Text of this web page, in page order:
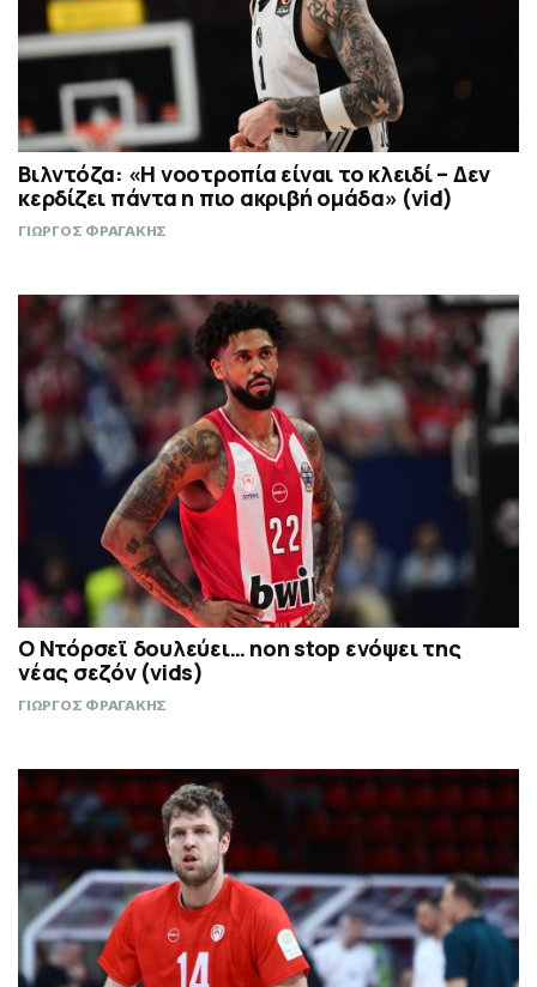
Βιλντόζα: «Η νοοτροπία είναι το κλειδί – Δεν
κερδίζει πάντα η πιο ακριβή ομάδα» (vid)
ΓΙΩΡΓΟΣ ΦΡΑΓΑΚΗΣ
Ο Ντόρσεϊ δουλεύει… non stop ενόψει της
νέας σεζόν (vids)
ΓΙΩΡΓΟΣ ΦΡΑΓΑΚΗΣ